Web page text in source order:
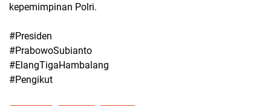
kepemimpinan Polri.
#Presiden
#PrabowoSubianto
#ElangTigaHambalang
#Pengikut